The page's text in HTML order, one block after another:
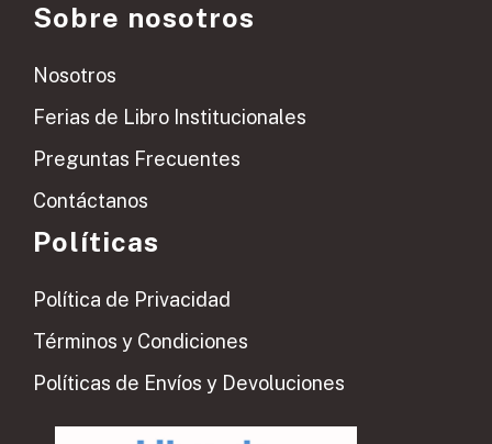
Sobre nosotros
Nosotros
Ferias de Libro Institucionales
Preguntas Frecuentes
Contáctanos
Políticas
Política de Privacidad
Términos y Condiciones
Políticas de Envíos y Devoluciones